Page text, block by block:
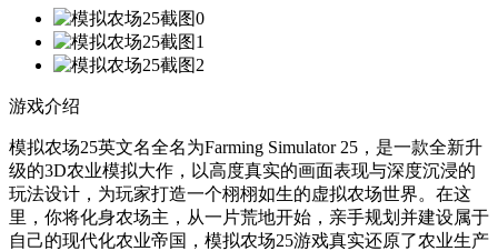
游戏介绍
模拟农场25英文名全名为Farming Simulator 25，是一款全新升
级的3D农业模拟大作，以高度真实的画面表现与深度沉浸的
玩法设计，为玩家打造一个栩栩如生的虚拟农场世界。在这
里，你将化身农场主，从一片荒地开始，亲手规划并建设属于
自己的现代化农业帝国，模拟农场25游戏真实还原了农业生产